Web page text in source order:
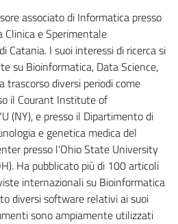
associato di Informatica presso
e Sperimentale
Catania. I suoi interessi di ricerca si
su Bioinformatica, Data Science,
trascorso diversi periodi come
il Courant Institute of
(NY), e presso il Dipartimento di
e genetica medica del
presso l'Ohio State University
Ha pubblicato più di 100 articoli
internazionali su Bioinformatica
diversi software relativi ai suoi
sono ampiamente utilizzati